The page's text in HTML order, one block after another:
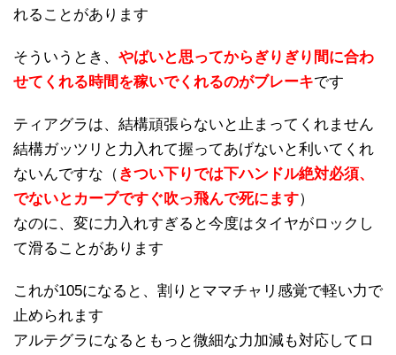
れることがあります
そういうとき、 やばいと思ってからぎりぎり間に合わ
せてくれる時間を稼いでくれるのがブレーキです
ティアグラは、結構頑張らないと止まってくれません
結構ガッツリと力入れて握ってあげないと利いてくれ
ないんですな（ きつい下りでは下ハンドル絶対必須、
でないとカーブですぐ吹っ飛んで死にます）
なのに、変に力入れすぎると今度はタイヤがロックし
て滑ることがあります
これが105になると、割りとママチャリ感覚で軽い力で
止められます
アルテグラになるともっと微細な力加減も対応してロ